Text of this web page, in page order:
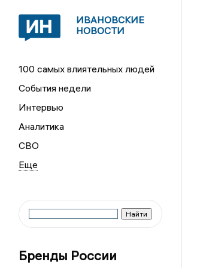
ИВАНОВСКИЕ
НОВОСТИ
100 самых влиятельных людей
События недели
Интервью
Аналитика
СВО
Бренды России